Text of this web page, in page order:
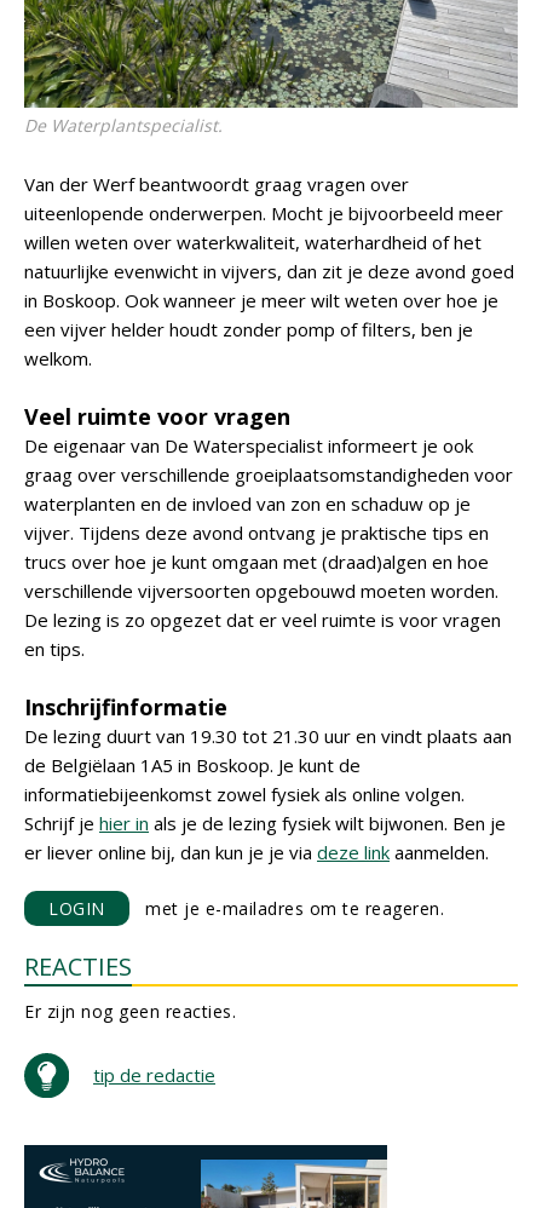
De Waterplantspecialist.
Van der Werf beantwoordt graag vragen over
uiteenlopende onderwerpen. Mocht je bijvoorbeeld meer
willen weten over waterkwaliteit, waterhardheid of het
natuurlijke evenwicht in vijvers, dan zit je deze avond goed
in Boskoop. Ook wanneer je meer wilt weten over hoe je
een vijver helder houdt zonder pomp of filters, ben je
welkom.
Veel ruimte voor vragen
De eigenaar van De Waterspecialist informeert je ook
graag over verschillende groeiplaatsomstandigheden voor
waterplanten en de invloed van zon en schaduw op je
vijver. Tijdens deze avond ontvang je praktische tips en
trucs over hoe je kunt omgaan met (draad)algen en hoe
verschillende vijversoorten opgebouwd moeten worden.
De lezing is zo opgezet dat er veel ruimte is voor vragen
en tips.
Inschrijfinformatie
De lezing duurt van 19.30 tot 21.30 uur en vindt plaats aan
de Belgiëlaan 1A5 in Boskoop. Je kunt de
informatiebijeenkomst zowel fysiek als online volgen.
Schrijf je hier in als je de lezing fysiek wilt bijwonen. Ben je
er liever online bij, dan kun je je via deze link aanmelden.
LOGIN met je e-mailadres om te reageren.
REACTIES
Er zijn nog geen reacties.
tip de redactie